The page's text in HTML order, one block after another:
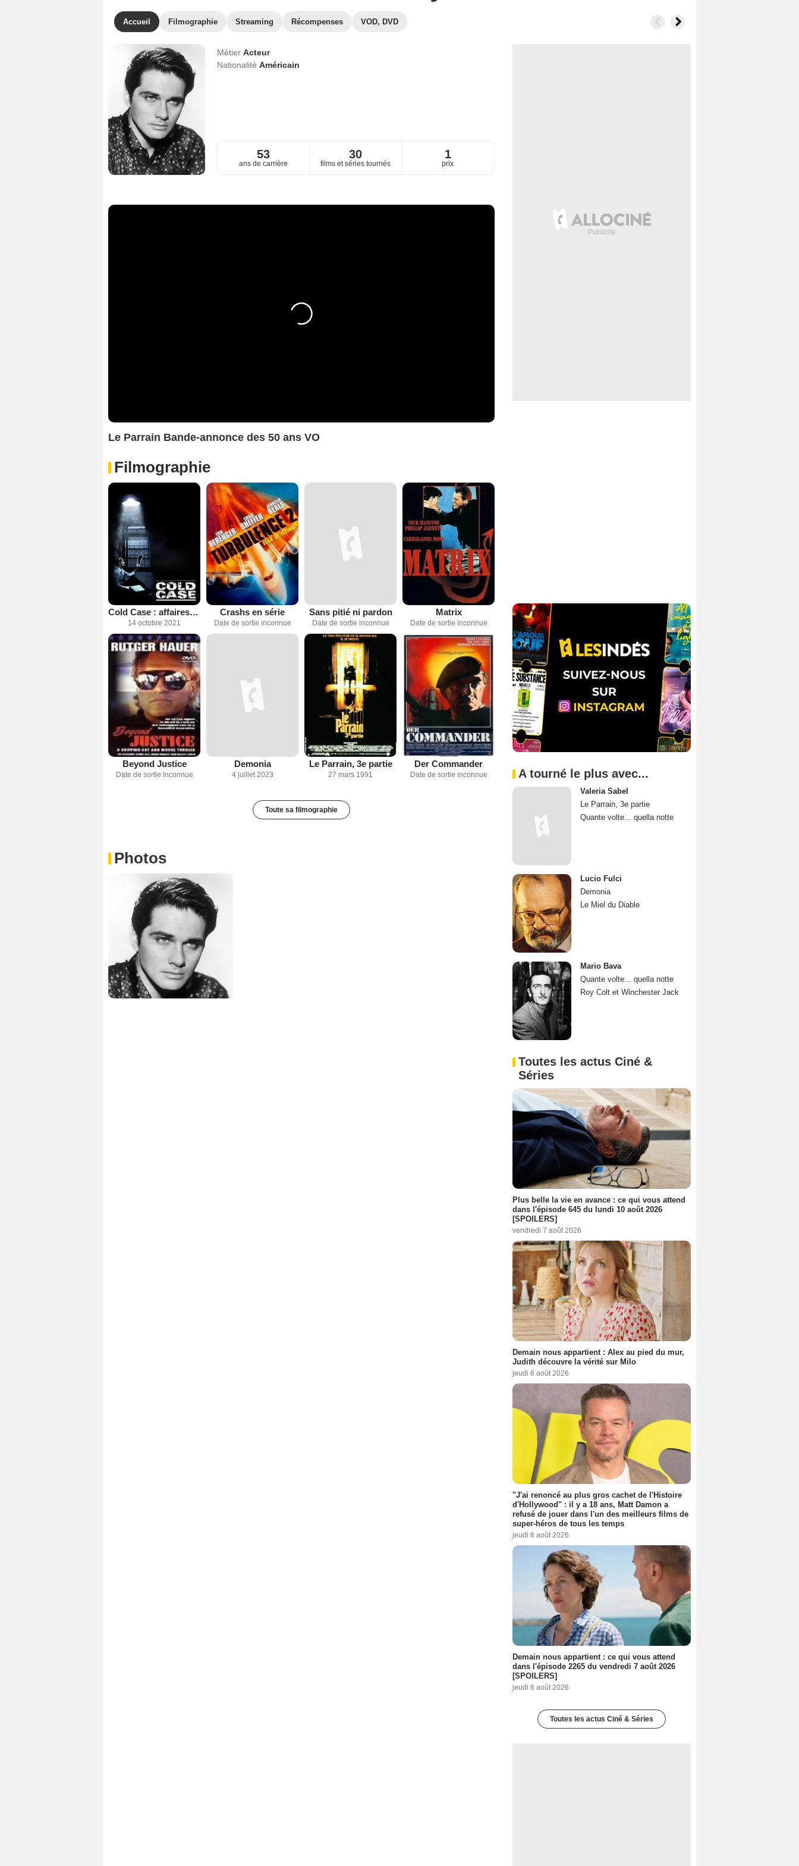
Accueil Filmographie Streaming Récompenses VOD, DVD
Métier Acteur
Nationalité Américain
53
ans de carrière
30
films et séries tournés
1
prix
Le Parrain Bande-annonce des 50 ans VO
Filmographie
Cold Case : affaires classées
14 octobre 2021
Crashs en série
Date de sortie inconnue
Sans pitié ni pardon
Date de sortie inconnue
Matrix
Date de sortie inconnue
Beyond Justice
Date de sortie inconnue
Demonia
4 juillet 2023
Le Parrain, 3e partie
27 mars 1991
Der Commander
Date de sortie inconnue
Toute sa filmographie
Photos
A tourné le plus avec...
Valeria Sabel
Le Parrain, 3e partie
Quante volte... quella notte
Lucio Fulci
Demonia
Le Miel du Diable
Mario Bava
Quante volte... quella notte
Roy Colt et Winchester Jack
Toutes les actus Ciné &
Séries
Plus belle la vie en avance : ce qui vous attend
dans l'épisode 645 du lundi 10 août 2026
[SPOILERS]
vendredi 7 août 2026
Demain nous appartient : Alex au pied du mur,
Judith découvre la vérité sur Milo
jeudi 6 août 2026
"J'ai renoncé au plus gros cachet de l'Histoire
d'Hollywood" : il y a 18 ans, Matt Damon a
refusé de jouer dans l'un des meilleurs films de
super-héros de tous les temps
jeudi 6 août 2026
Demain nous appartient : ce qui vous attend
dans l'épisode 2265 du vendredi 7 août 2026
[SPOILERS]
jeudi 6 août 2026
Toutes les actus Ciné & Séries